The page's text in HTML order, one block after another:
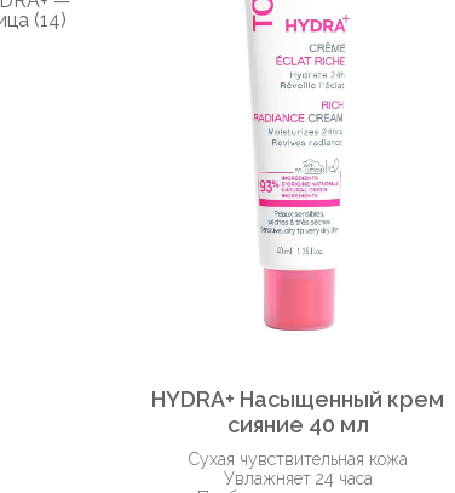
(14)
HYDRA+ Насыщенный крем
сияние 40 мл
Сухая чувствительная кожа
Увлажняет 24 часа